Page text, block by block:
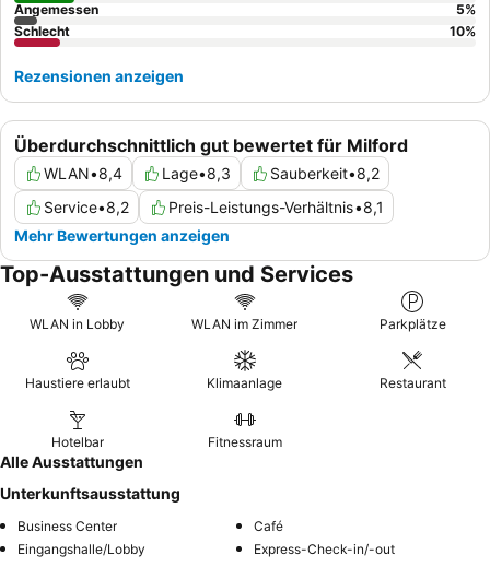
Überdurchschnittlich gut bewertet für Milford
WLAN•8,4 Lage•8,3 Sauberkeit•8,2
Service•8,2 Preis-Leistungs-Verhältnis•8,1
Mehr Bewertungen anzeigen
Angemessen
5%
Schlecht
10%
Rezensionen anzeigen
Top-Ausstattungen und Services
WLAN in Lobby WLAN im Zimmer Parkplätze
Haustiere erlaubt Klimaanlage Restaurant
Hotelbar Fitnessraum
Alle Ausstattungen
Unterkunftsausstattung
Business Center
Café
Eingangshalle/Lobby
Express-Check-in/-out